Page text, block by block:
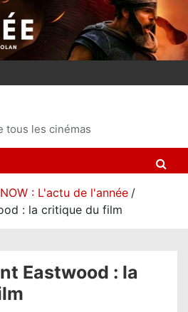
tous les cinémas
: L'actu de l'année
: la critique du film
Eastwood : la